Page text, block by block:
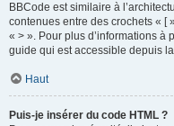
BBCode est similaire à
contenues entre des crochets « [
« > ». Pour plus d’informations à
guide qui est accessible depuis
Haut
Puis-je insérer du code HTML ?